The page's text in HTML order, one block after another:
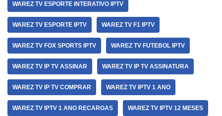
WAREZ TV ESPORTE INTERATIVO IPTV
WAREZ TV ESPORTE IPTV WAREZ TV F1 IPTV
WAREZ TV FOX SPORTS IPTV WAREZ TV FUTEBOL IPTV
WAREZ TV IP TV ASSINAR WAREZ TV IP TV ASSINATURA
WAREZ TV IP TV COMPRAR WAREZ TV IPTV 1 ANO
WAREZ TV IPTV 1 ANO RECARGAS WAREZ TV IPTV 12 MESES